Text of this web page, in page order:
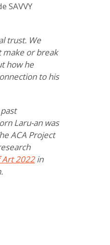
SAVVY
trust. We
make or break
how he
to his
Laru-an was
ACA Project
2022in